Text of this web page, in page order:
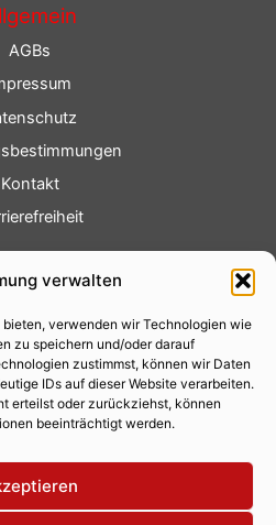
verwalten
bieten, verwenden wir Technologien wie
zu speichern und/oder darauf
zustimmst, können wir Daten
IDs auf dieser Website verarbeiten.
erteilst oder zurückziehst, können
beeinträchtigt werden.
AGBs
Kontakt